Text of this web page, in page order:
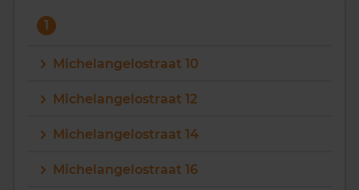
1
Michelangelostraat 10
Michelangelostraat 12
Michelangelostraat 14
Michelangelostraat 16